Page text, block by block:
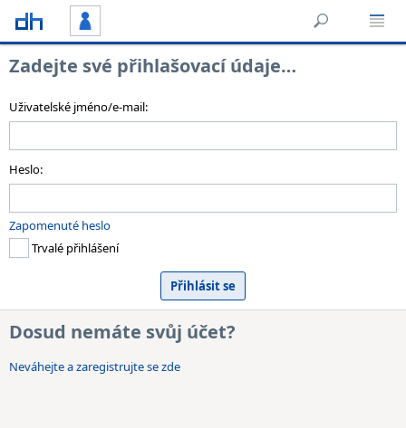
Zadejte své přihlašovací údaje…
Uživatelské jméno/e-mail:
Heslo:
Zapomenuté heslo
Trvalé přihlášení
Dosud nemáte svůj účet?
Neváhejte a zaregistrujte se zde